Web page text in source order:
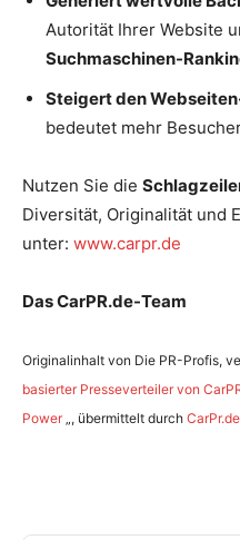
Autorität Ihrer Website
Suchmaschinen-
Steigert den
bedeutet mehr
Nutzen Sie die
Diversität, Originalität und
unter: www.carpr.de
Das CarPR.de-Team
Originalinhalt von Die PR-Profis,
basierter Presseverteiler von
Power„, übermittelt durch CarPr.de